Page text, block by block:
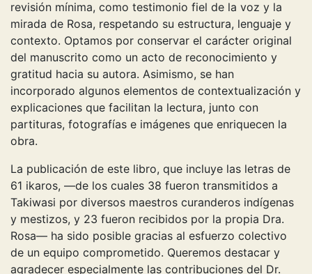
revisión mínima, como testimonio fiel de la voz y la
mirada de Rosa, respetando su estructura, lenguaje y
contexto. Optamos por conservar el carácter original
del manuscrito como un acto de reconocimiento y
gratitud hacia su autora. Asimismo, se han
incorporado algunos elementos de contextualización y
explicaciones que facilitan la lectura, junto con
partituras, fotografías e imágenes que enriquecen la
obra.
La publicación de este libro, que incluye las letras de
61 ikaros, —de los cuales 38 fueron transmitidos a
Takiwasi por diversos maestros curanderos indígenas
y mestizos, y 23 fueron recibidos por la propia Dra.
Rosa— ha sido posible gracias al esfuerzo colectivo
de un equipo comprometido. Queremos destacar y
agradecer especialmente las contribuciones del Dr.